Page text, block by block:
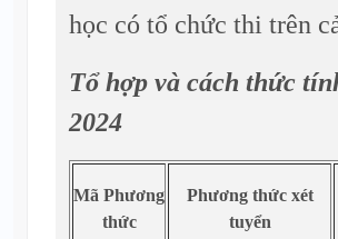
học có tổ chức thi trên
Tổ hợp và cách thức
2024
Mã Phương
thức
Phương thức xét
tuyển